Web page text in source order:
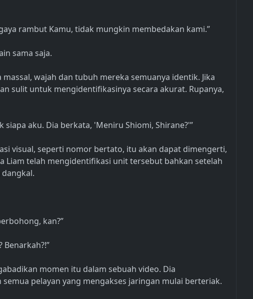
rambut Kamu, tidak mungkin membedakan kami.”
sama saja.
wajah dan tubuh mereka semuanya identik. Jika
sulit untuk mengidentifikasinya secara akurat. Rupanya,
aku. Dia berkata, 'Meniru Shiomi, Shirane?'”
visual, seperti nomor bertato, itu akan dapat dimengerti,
Liam telah mengidentifikasi unit tersebut bahkan setelah
kan?”
momen itu dalam sebuah video. Dia
pelayan yang mengakses jaringan mulai berteriak.